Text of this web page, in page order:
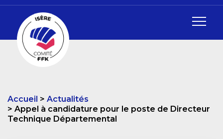
Accueil
Actualités
Appel à candidature pour le poste de Directeur
Technique Départemental